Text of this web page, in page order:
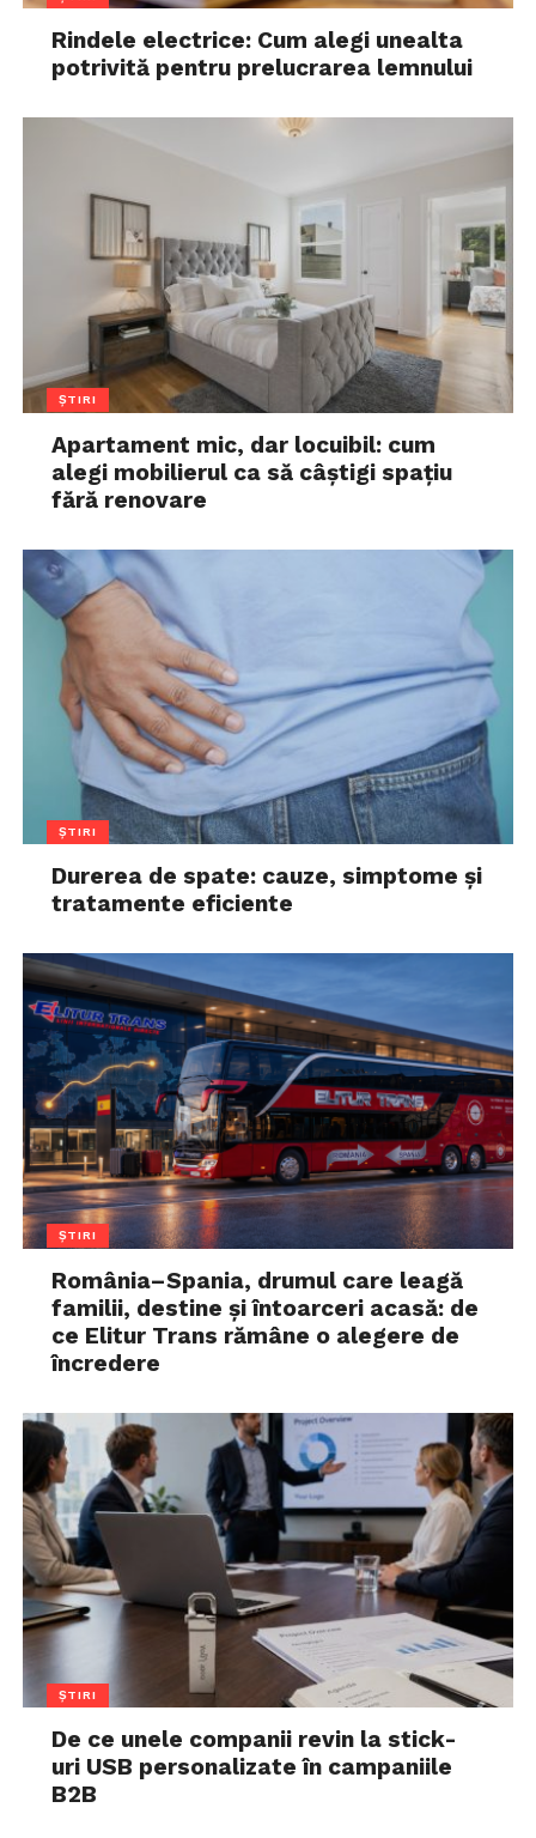
Rindele electrice: Cum alegi unealta
potrivită pentru prelucrarea lemnului
ȘTIRI
Apartament mic, dar locuibil: cum
alegi mobilierul ca să câștigi spațiu
fără renovare
ȘTIRI
Durerea de spate: cauze, simptome și
tratamente eficiente
ȘTIRI
România–Spania, drumul care leagă
familii, destine și întoarceri acasă: de
ce Elitur Trans rămâne o alegere de
încredere
ȘTIRI
De ce unele companii revin la stick-
uri USB personalizate în campaniile
B2B